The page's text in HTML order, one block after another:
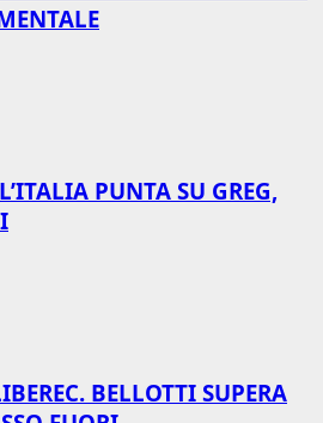
PUNTA SU GREG,
BELLOTTI SUPERA